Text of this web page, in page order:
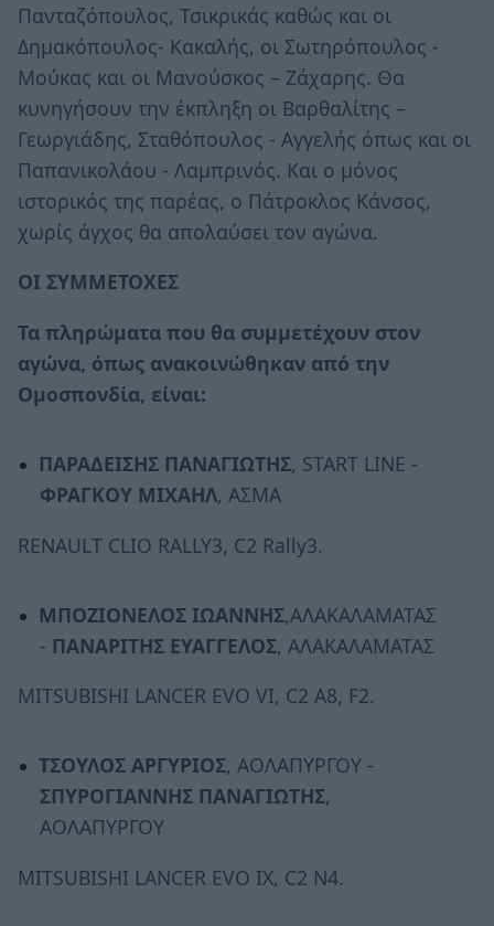
Πανταζόπουλος, Τσικρικάς καθώς και οι
Δημακόπουλος- Κακαλής, οι Σωτηρόπουλος -
Μούκας και οι Μανούσκος – Ζάχαρης. Θα
κυνηγήσουν την έκπληξη οι Βαρθαλίτης –
Γεωργιάδης, Σταθόπουλος - Αγγελής όπως και οι
Παπανικολάου - Λαμπρινός. Και ο μόνος
ιστορικός της παρέας, ο Πάτροκλος Κάνσος,
χωρίς άγχος θα απολαύσει τον αγώνα.
ΟΙ ΣΥΜΜΕΤΟΧΕΣ
Τα πληρώματα που θα συμμετέχουν στον
αγώνα, όπως ανακοινώθηκαν από την
Ομοσπονδία, είναι:
ΠΑΡΑΔΕΙΣΗΣ ΠΑΝΑΓΙΩΤΗΣ, START LINE -
ΦΡΑΓΚΟΥ ΜΙΧΑΗΛ, ΑΣΜΑ
RENAULT CLIO RALLY3, C2 Rally3.
ΜΠΟΖΙΟΝΕΛΟΣ ΙΩΑΝΝΗΣ,ΑΛΑΚΑΛΑΜΑΤΑΣ
- ΠΑΝΑΡΙΤΗΣ ΕΥΑΓΓΕΛΟΣ, ΑΛΑΚΑΛΑΜΑΤΑΣ
MITSUBISHI LANCER EVO VI, C2 A8, F2.
ΤΣΟΥΛΟΣ ΑΡΓΥΡΙΟΣ, ΑΟΛΑΠΥΡΓΟΥ -
ΣΠΥΡΟΓΙΑΝΝΗΣ ΠΑΝΑΓΙΩΤΗΣ,
ΑΟΛΑΠΥΡΓΟΥ
MITSUBISHI LANCER EVO IX, C2 N4.